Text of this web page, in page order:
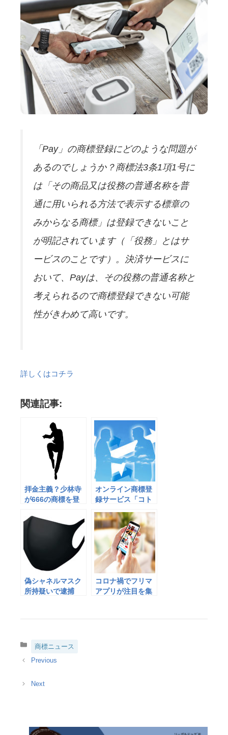
「Pay」の商標登録にどのような問題が
あるのでしょうか？商標法3条1項1号に
は「その商品又は役務の普通名称を普
通に用いられる方法で表示する標章の
みからなる商標」は登録できないこと
が明記されています（「役務」とはサ
ービスのことです）。決済サービスに
おいて、Payは、その役務の普通名称と
考えられるので商標登録できない可能
性がきわめて高いです。
詳しくはコチラ
関連記事:
拝金主義？少林寺
が666の商標を登
オンライン商標登
録サービス「コト
ユーザー数1万人突
破
偽シャネルマスク
所持疑いで逮捕
コロナ禍でフリマ
アプリが注目を集
反」。副業気分で
カ
ゴ
ー
商標ニュース